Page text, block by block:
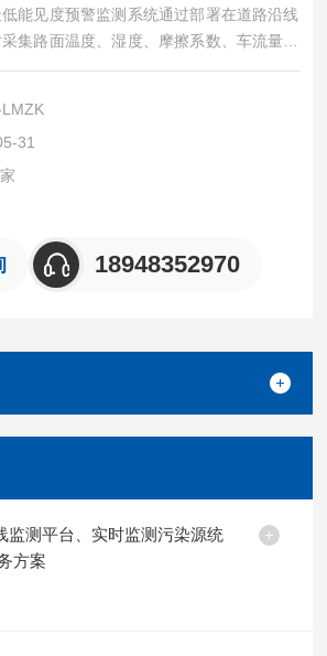
能见度预警监测系统通过部署在道路沿线
集路面温度、湿度、摩擦系数、车流量等
技术将这些数据传输到数据中心进行处理
和管理人员，帮助他们做出更为明智的决
31
18948352970
监测平台、实时监测污染源统
方案